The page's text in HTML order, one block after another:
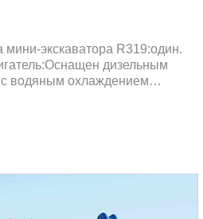
экскаватора R319:один.
дизельным
водяным охлаждением
что обеспечивает высокую
стандартам выбросов